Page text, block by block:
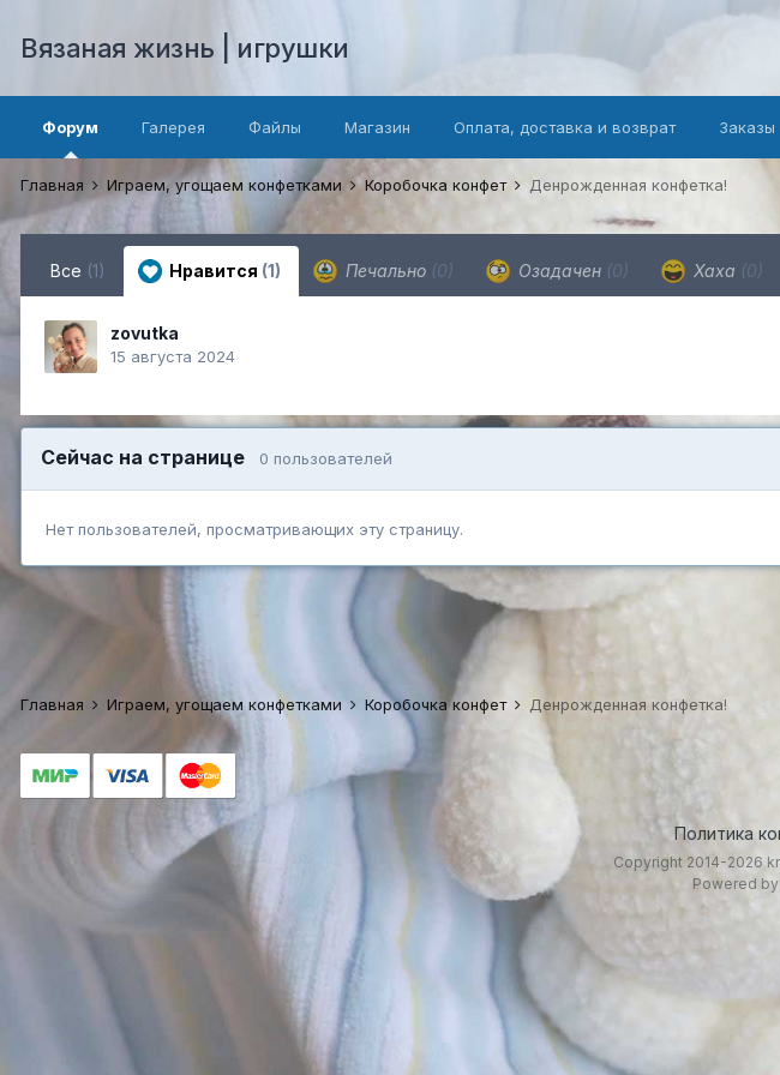
Вязаная жизнь | игрушки
Форум Галерея Файлы Магазин Оплата, доставка и возврат Заказы
Главная Играем, угощаем конфетками Коробочка конфет Денрожденная конфетка!
Все (1) Нравится (1) Печально (0) Озадачен (0) Хаха (0)
zovutka
15 августа 2024
Сейчас на странице 0 пользователей
Нет пользователей, просматривающих эту страницу.
Главная Играем, угощаем конфетками Коробочка конфет Денрожденная конфетка!
Политика
Copyright 2014-2026
Powered